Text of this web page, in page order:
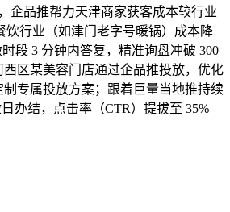
企品推帮力天津商家获客成本较行业
饮行业（如津门老字号暖锅）成本降
段 3 分钟内答复，精准询盘冲破 300
区某美容门店通过企品推投放，优化
专属投放方案；跟着巨量当地推持续
办结，点击率（CTR）提拔至 35%